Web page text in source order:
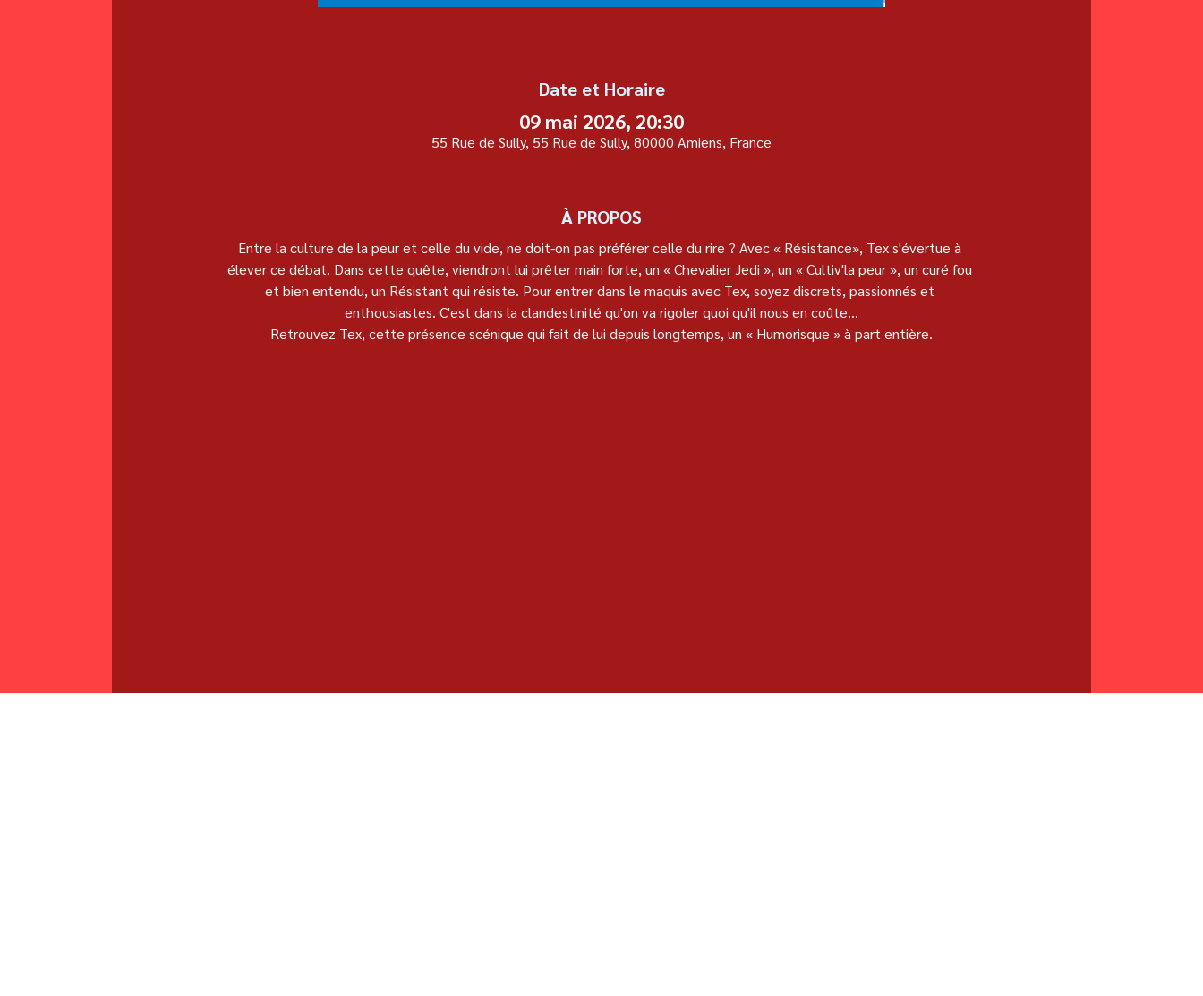
Date et Horaire
09 mai 2026, 20:30
55 Rue de Sully, 55 Rue de Sully, 80000 Amiens, France
À PROPOS
Entre la culture de la peur et celle du vide, ne doit-on pas préférer celle du rire ? Avec « Résistance», Tex s'évertue à
élever ce débat. Dans cette quête, viendront lui prêter main forte, un « Chevalier Jedi », un « Cultiv'la peur », un curé fou
et bien entendu, un Résistant qui résiste. Pour entrer dans le maquis avec Tex, soyez discrets, passionnés et
enthousiastes. C'est dans la clandestinité qu'on va rigoler quoi qu'il nous en coûte...
Retrouvez Tex, cette présence scénique qui fait de lui depuis longtemps, un « Humorisque » à part entière.